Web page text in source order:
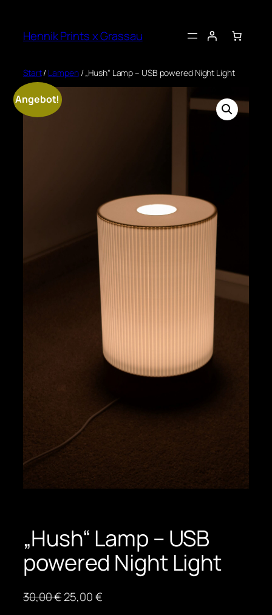
springen
Hennik Prints x Grassau
Start/ Lampen/ „Hush“ Lamp – USB powered Night Light
Angebot!
„Hush“ Lamp – USB
powered Night Light
30,00€U
25,00€A